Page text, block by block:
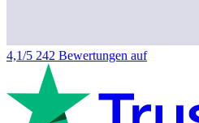
4,1/5 242 Bewertungen auf